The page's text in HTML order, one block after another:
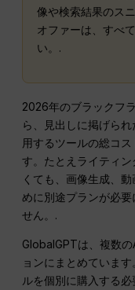
像や検索結果のス
オファーは、すべ
い。.
2026年のブラックフ
ら、見出しに掲げら
用するツールの総コ
す。たとえライティ
くても、画像生成、
めに別途プランが必
せん。.
GlobalGPTは、複数
ョンにまとめていま
ルを個別に購入する